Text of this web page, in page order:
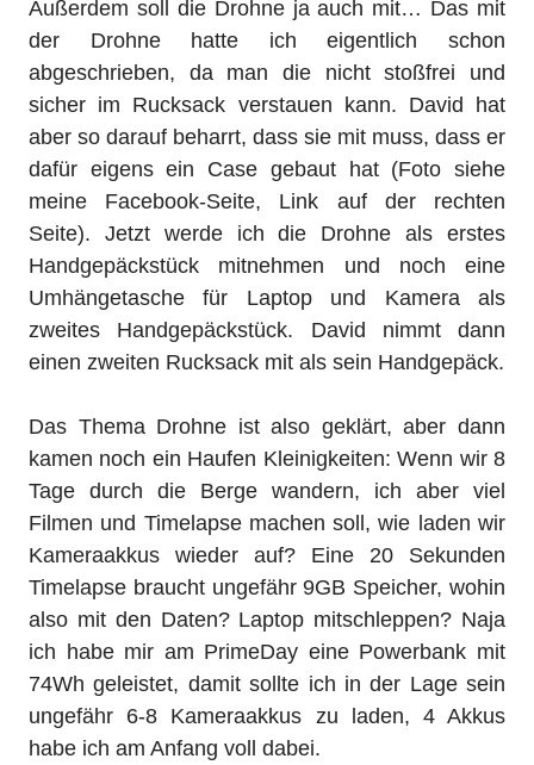
Außerdem soll die Drohne ja auch mit… Das mit
der Drohne hatte ich eigentlich schon
abgeschrieben, da man die nicht stoßfrei und
sicher im Rucksack verstauen kann. David hat
aber so darauf beharrt, dass sie mit muss, dass er
dafür eigens ein Case gebaut hat (Foto siehe
meine Facebook-Seite, Link auf der rechten
Seite). Jetzt werde ich die Drohne als erstes
Handgepäckstück mitnehmen und noch eine
Umhängetasche für Laptop und Kamera als
zweites Handgepäckstück. David nimmt dann
einen zweiten Rucksack mit als sein Handgepäck.
Das Thema Drohne ist also geklärt, aber dann
kamen noch ein Haufen Kleinigkeiten: Wenn wir 8
Tage durch die Berge wandern, ich aber viel
Filmen und Timelapse machen soll, wie laden wir
Kameraakkus wieder auf? Eine 20 Sekunden
Timelapse braucht ungefähr 9GB Speicher, wohin
also mit den Daten? Laptop mitschleppen? Naja
ich habe mir am PrimeDay eine Powerbank mit
74Wh geleistet, damit sollte ich in der Lage sein
ungefähr 6-8 Kameraakkus zu laden, 4 Akkus
habe ich am Anfang voll dabei.